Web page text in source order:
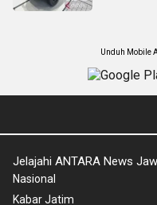
Unduh Mobile
Jelajahi ANTARA News
Nasional
Kabar Jatim